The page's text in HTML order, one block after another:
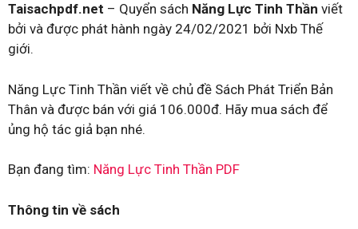
Taisachpdf.net – Quyển sách Năng Lực Tinh Thần viết
bởi và được phát hành ngày 24/02/2021 bởi Nxb Thế
giới.
Năng Lực Tinh Thần viết về chủ đề Sách Phát Triển Bản
Thân và được bán với giá 106.000đ. Hãy mua sách để
ủng hộ tác giả bạn nhé.
Bạn đang tìm: Năng Lực Tinh Thần PDF
Thông tin về sách